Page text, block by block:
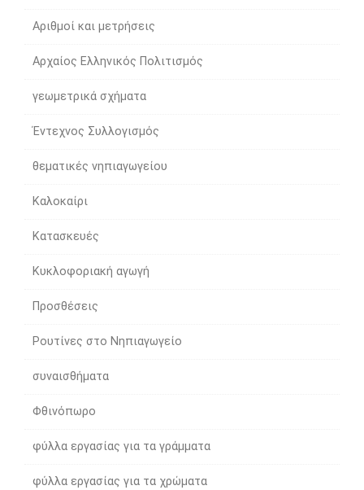
Αριθμοί και μετρήσεις
Αρχαίος Ελληνικός Πολιτισμός
γεωμετρικά σχήματα
Έντεχνος Συλλογισμός
θεματικές νηπιαγωγείου
Καλοκαίρι
Κατασκευές
Κυκλοφοριακή αγωγή
Προσθέσεις
Ρουτίνες στο Νηπιαγωγείο
συναισθήματα
Φθινόπωρο
φύλλα εργασίας για τα γράμματα
φύλλα εργασίας για τα χρώματα